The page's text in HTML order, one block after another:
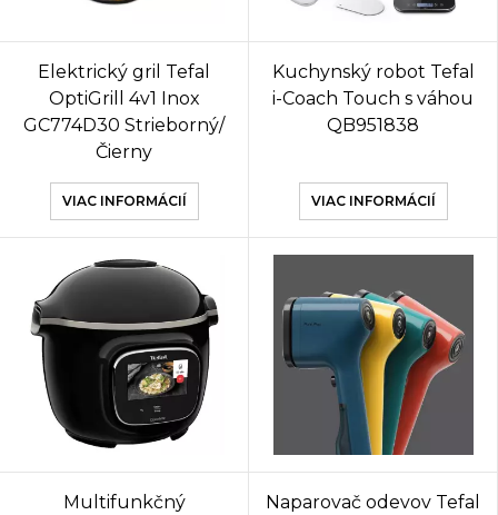
Elektrický gril Tefal
OptiGrill 4v1 Inox
GC774D30 Strieborný/
Čierny
VIAC INFORMÁCIÍ
Kuchynský robot Tefal
i-Coach Touch s váhou
QB951838
VIAC INFORMÁCIÍ
Multifunkčný
Naparovač odevov Tefal